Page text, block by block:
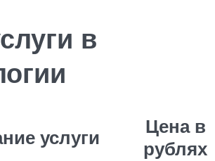
в
услуги
Цена в
рублях